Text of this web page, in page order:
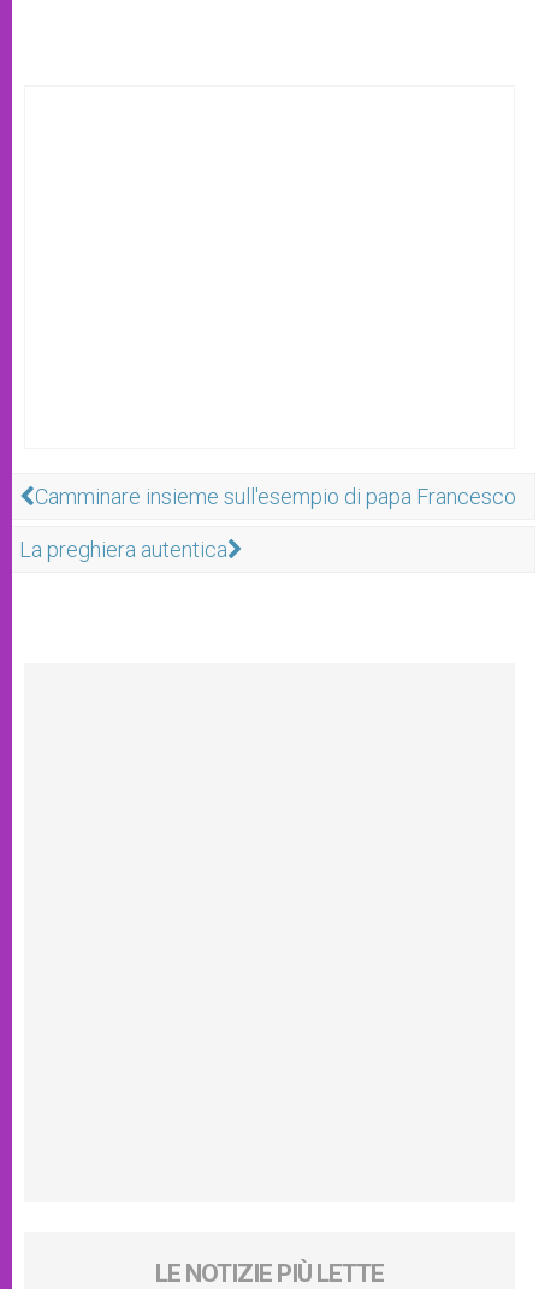
Camminare insieme sull'esempio di papa Francesco
La preghiera autentica
LE NOTIZIE PIÙ LETTE